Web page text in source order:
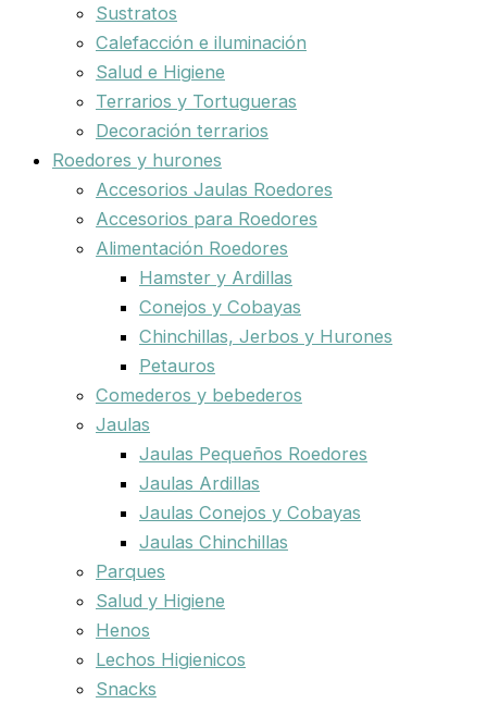
Sustratos
Calefacción e iluminación
Salud e Higiene
Terrarios y Tortugueras
Decoración terrarios
Roedores y hurones
Accesorios Jaulas Roedores
Accesorios para Roedores
Alimentación Roedores
Hamster y Ardillas
Conejos y Cobayas
Chinchillas, Jerbos y Hurones
Petauros
Comederos y bebederos
Jaulas
Jaulas Pequeños Roedores
Jaulas Ardillas
Jaulas Conejos y Cobayas
Jaulas Chinchillas
Parques
Salud y Higiene
Henos
Lechos Higienicos
Snacks